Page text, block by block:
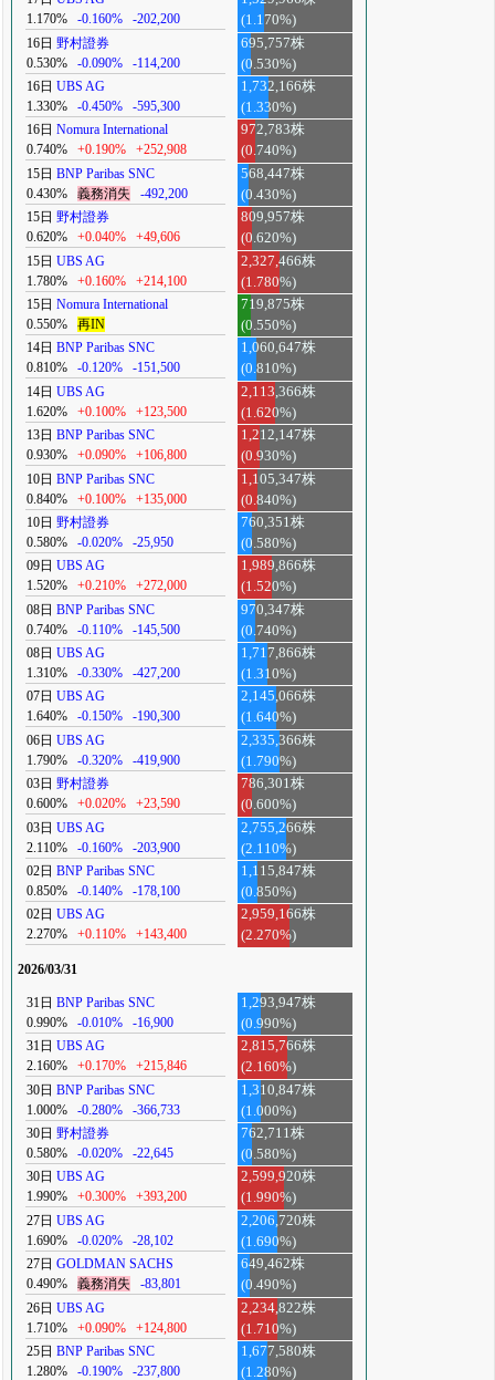
1.170%
-0.160% -202,200
(1.170%)
16日 野村證券
0.530%
-0.090% -114,200
695,757株
(0.530%)
16日 UBS AG
1.330%
-0.450% -595,300
1,732,166株
(1.330%)
16日 Nomura International
0.740%
+0.190% +252,908
972,783株
(0.740%)
15日 BNP Paribas SNC
0.430%
義務消失 -492,200
568,447株
(0.430%)
15日 野村證券
0.620%
+0.040% +49,606
809,957株
(0.620%)
15日 UBS AG
1.780%
+0.160% +214,100
2,327,466株
(1.780%)
15日 Nomura International
0.550%
再IN
719,875株
(0.550%)
14日 BNP Paribas SNC
0.810%
-0.120% -151,500
1,060,647株
(0.810%)
14日 UBS AG
1.620%
+0.100% +123,500
2,113,366株
(1.620%)
13日 BNP Paribas SNC
0.930%
+0.090% +106,800
1,212,147株
(0.930%)
10日 BNP Paribas SNC
0.840%
+0.100% +135,000
1,105,347株
(0.840%)
10日 野村證券
0.580%
-0.020% -25,950
760,351株
(0.580%)
09日 UBS AG
1.520%
+0.210% +272,000
1,989,866株
(1.520%)
08日 BNP Paribas SNC
0.740%
-0.110% -145,500
970,347株
(0.740%)
08日 UBS AG
1.310%
-0.330% -427,200
1,717,866株
(1.310%)
07日 UBS AG
1.640%
-0.150% -190,300
2,145,066株
(1.640%)
06日 UBS AG
1.790%
-0.320% -419,900
2,335,366株
(1.790%)
03日 野村證券
0.600%
+0.020% +23,590
786,301株
(0.600%)
03日 UBS AG
2.110%
-0.160% -203,900
2,755,266株
(2.110%)
02日 BNP Paribas SNC
0.850%
-0.140% -178,100
1,115,847株
(0.850%)
02日 UBS AG
2.270%
+0.110% +143,400
2,959,166株
(2.270%)
2026/03/31
31日 BNP Paribas SNC
0.990%
-0.010% -16,900
1,293,947株
(0.990%)
31日 UBS AG
2.160%
+0.170% +215,846
2,815,766株
(2.160%)
30日 BNP Paribas SNC
1.000%
-0.280% -366,733
1,310,847株
(1.000%)
30日 野村證券
0.580%
-0.020% -22,645
762,711株
(0.580%)
30日 UBS AG
1.990%
+0.300% +393,200
2,599,920株
(1.990%)
27日 UBS AG
1.690%
-0.020% -28,102
2,206,720株
(1.690%)
27日 GOLDMAN SACHS
0.490%
義務消失 -83,801
649,462株
(0.490%)
26日 UBS AG
1.710%
+0.090% +124,800
2,234,822株
(1.710%)
25日 BNP Paribas SNC
1.280%
-0.190% -237,800
1,677,580株
(1.280%)